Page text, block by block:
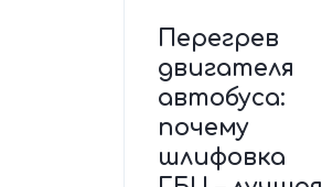
Перегрев
двигателя
автобуса:
почему
шлифовка